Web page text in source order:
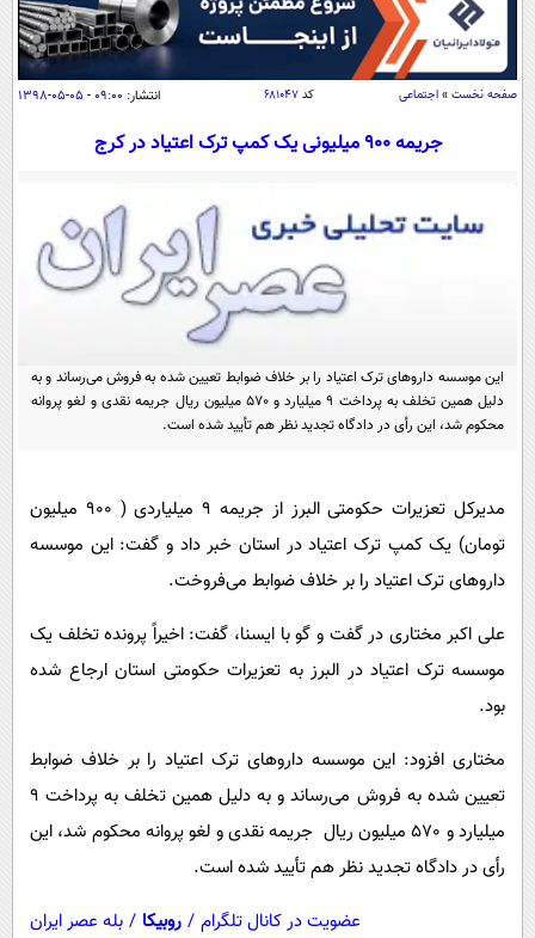
سواد زندگی
اقتصاد
اقتصادی
جامعه
حوادث
یک برش دانایی
سفر و تفریح
بین الملل
علم و دانش
علمی
اخبار کریپتو
گوناگون
سرگرمی
مجله تصویری سلاح
فیلم
ورزش
سیاست
سرگرمی
فناوری
گوناگون
محیط زیست
فرهنگی
خواندنی ها و دیدنی ها
داستان کوتاه
پیامک
روانشناسی
آشپزی
آموزش زبان
صفحه نخست » اجتماعی کد۶۸۱۰۴۷ انتشار: ۰۹:۰۰ - ۰۵-۰۵-۱۳۹۸
جریمه 900 میلیونی یک کمپ ترک اعتیاد در کرج
این موسسه داروهای ترک اعتیاد را بر خلاف ضوابط تعیین شده به فروش می‌رساند و به
دلیل همین تخلف به پرداخت 9 میلیارد و 570 میلیون ریال جریمه نقدی و لغو پروانه
محکوم شد، این رأی در دادگاه تجدید نظر هم تأیید شده است.
‌مدیرکل تعزیرات حکومتی البرز از جریمه 9 میلیاردی ( 900 میلیون
تومان) یک کمپ ترک اعتیاد در استان خبر داد و گفت: این موسسه
داروهای ترک اعتیاد را بر خلاف ضوابط می‌فروخت.
‌علی اکبر مختاری در گفت و گو با ایسنا‌، گفت: اخیراً پرونده تخلف یک
موسسه ترک اعتیاد در البرز به تعزیرات حکومتی استان ارجاع شده
بود.
مختاری افزود: این موسسه داروهای ترک اعتیاد را بر خلاف ضوابط
تعیین شده به فروش می‌رساند و به دلیل همین تخلف به پرداخت 9
میلیارد و 570 میلیون ریال جریمه نقدی و لغو پروانه محکوم شد، این
رأی در دادگاه تجدید نظر هم تأیید شده است.
عضویت در کانال تلگرام / روبیکا / بله عصر ایران